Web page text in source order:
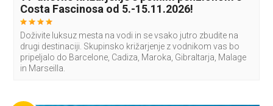
Costa Fascinosa od 5.-15.11.2026!
Doživite luksuz mesta na vodi in se vsako jutro zbudite na
drugi destinaciji. Skupinsko križarjenje z vodnikom vas bo
pripeljalo do Barcelone, Cadiza, Maroka, Gibraltarja, Malage
in Marseilla.